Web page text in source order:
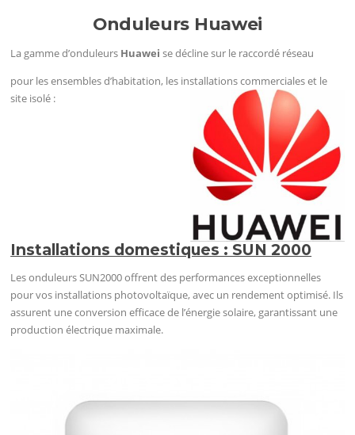
Onduleurs Huawei
La gamme d’onduleurs Huawei se décline sur le raccordé réseau
pour les ensembles d’habitation, les installations commerciales et le
site isolé :
Installations domestiques : SUN 2000
Les onduleurs SUN2000 offrent des performances exceptionnelles
pour vos installations photovoltaïque, avec un rendement optimisé. Ils
assurent une conversion efficace de l’énergie solaire, garantissant une
production électrique maximale.